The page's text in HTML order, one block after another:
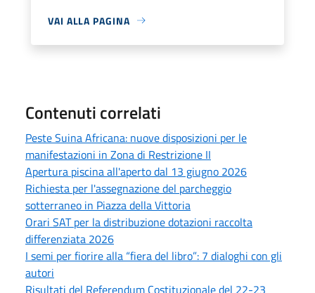
VAI ALLA PAGINA
Contenuti correlati
Peste Suina Africana: nuove disposizioni per le
manifestazioni in Zona di Restrizione II
Apertura piscina all'aperto dal 13 giugno 2026
Richiesta per l'assegnazione del parcheggio
sotterraneo in Piazza della Vittoria
Orari SAT per la distribuzione dotazioni raccolta
differenziata 2026
I semi per fiorire alla “fiera del libro”: 7 dialoghi con gli
autori
Risultati del Referendum Costituzionale del 22-23